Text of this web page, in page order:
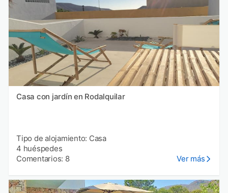
Casa con jardín en Rodalquilar
Tipo de alojamiento: Casa
4 huéspedes
Comentarios: 8
Ver más